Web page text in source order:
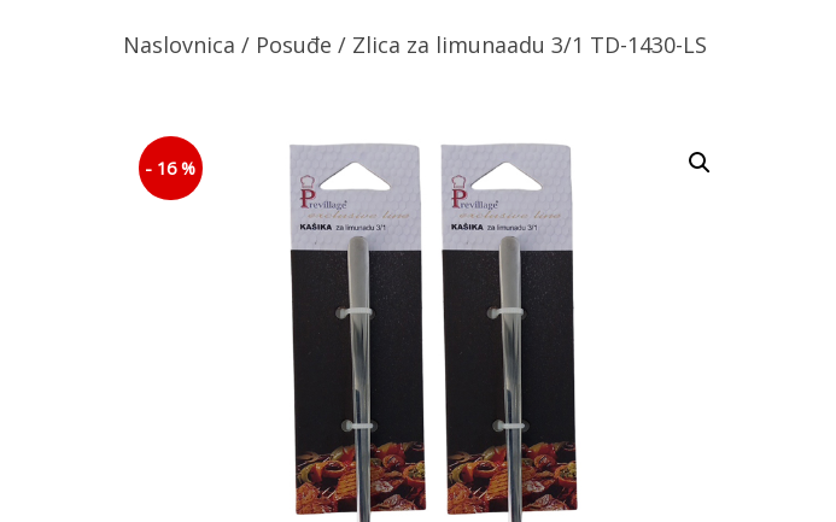
Naslovnica / Posuđe / Zlica za limunaadu 3/1 TD-1430-LS
- 16 %